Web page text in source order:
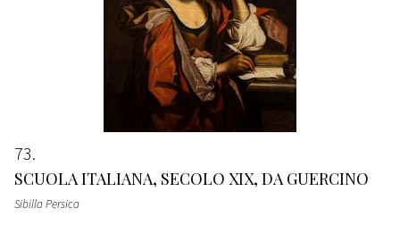
73
SCUOLA ITALIANA, SECOLO XIX, DA GUERCINO
Sibilla Persica